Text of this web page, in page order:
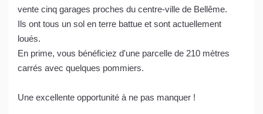
vente cinq garages proches du centre-ville de Bellême.
Ils ont tous un sol en terre battue et sont actuellement
loués.
En prime, vous bénéficiez d'une parcelle de 210 mètres
carrés avec quelques pommiers.
Une excellente opportunité à ne pas manquer !